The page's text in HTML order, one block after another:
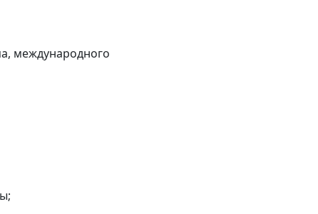
международного